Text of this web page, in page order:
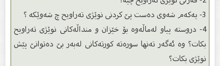
4- دروستە پیاو لەماڵەوە بۆ خێزان و منداڵەکانى نوێژى تەراویح
بکات؟ وە ئەگەر تەنها سورەتە کورتەکانى لەبەر بێ دەتوانێ پێش
نوێژى بکات؟